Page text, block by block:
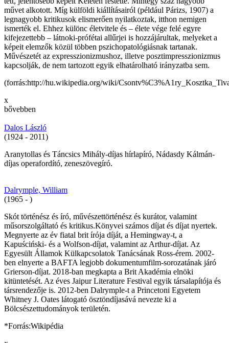
művet alkotott. Míg külföldi kiállításairól (például Párizs, 1907) a
legnagyobb kritikusok elismerően nyilatkoztak, itthon nemigen
ismerték el. Ehhez különc életvitele és – élete vége felé egyre
kifejezettebb – látnoki-prófétai allűrjei is hozzájárultak, melyeket a
képeit elemzők közül többen pszichopatológiásnak tartanak.
Művészetét az expresszionizmushoz, illetve posztimpresszionizmus
kapcsolják, de nem tartozott egyik elhatárolható irányzatba sem.
(forrás:http://hu.wikipedia.org/wiki/
x
bővebben
Dalos László
(1924 - 2011)
Aranytollas és Táncsics Mihály-díjas hírlapíró, Nádasdy Kálmán-
díjas operafordító, zeneszövegíró.
Dalrymple, William
(1965 - )
Skót történész és író, művészettörténész és kurátor, valamint
műsorszolgáltató és kritikus.Könyvei számos díjat és díjat nyertek.
Megnyerte az év fiatal brit írója díját, a Hemingway-t, a
Kapuściński- és a Wolfson-díjat, valamint az Arthur-díjat. Az
Egyesült Államok Külkapcsolatok Tanácsának Ross-érem. 2002-
ben elnyerte a BAFTA legjobb dokumentumfilm-sorozatának járó
Grierson-díjat. 2018-ban megkapta a Brit Akadémia elnöki
kitüntetését. Az éves Jaipur Literature Festival egyik társalapítója és
társrendezője is. 2012-ben Dalrymple-t a Princetoni Egyetem
Whitney J. Oates látogató ösztöndíjasává nevezte ki a
Bölcsészettudományok területén.
*Forrás:Wikipédia